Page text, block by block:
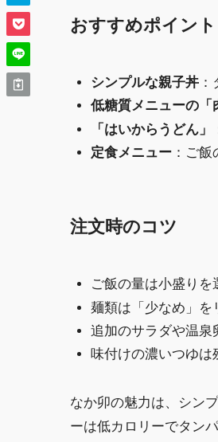
おすすめポイント
シンプルな親子丼：
低糖質メニューの「
「はいからうどん」
定食メニュー：ご飯
注文時のコツ
ご飯の量は小盛りを
麺類は「少なめ」を
追加のサラダや温泉
味付けの濃いつゆは
なか卯の魅力は、シン
ーは低カロリーでタン